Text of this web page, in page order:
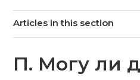
Articles in this section
П. Могу ли